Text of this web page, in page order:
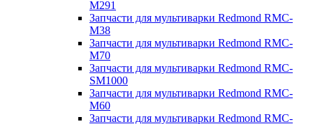
M291
Запчасти для мультиварки Redmond RMC-
M38
Запчасти для мультиварки Redmond RMC-
M70
Запчасти для мультиварки Redmond RMC-
SM1000
Запчасти для мультиварки Redmond RMC-
M60
Запчасти для мультиварки Redmond RMC-